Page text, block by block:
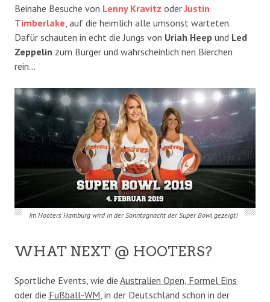
Beinahe Besuche von Lenny Kravitz oderJustin
Timberlake , auf die heimlich alle umsonst warteten.
Dafür schauten in echt die Jungs von Uriah Heep und Led
Zeppelin zum Burger und wahrscheinlich nen Bierchen
rein…
Im Hooters Hamburg wird in der Sonntagnacht der Super Bowl gezeigt!
WHAT NEXT @ HOOTERS?
Sportliche Events, wie die Australien Open, Formel Eins
oder die Fußball-WM , in der Deutschland schon in der